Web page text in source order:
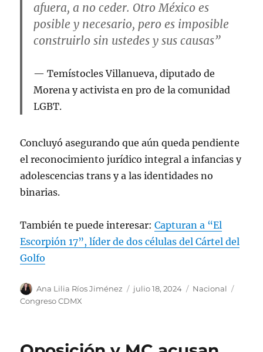
afuera, a no ceder. Otro México es
posible y necesario, pero es imposible
construirlo sin ustedes y sus causas”
Temístocles Villanueva, diputado de
Morena y activista en pro de la comunidad
LGBT.
Concluyó asegurando que aún queda pendiente
el reconocimiento jurídico integral a infancias y
adolescencias trans y a las identidades no
binarias.
También te puede interesar:Capturan a “El
Escorpión 17”, líder de dos células del Cártel del
Golfo
A
u
Ana Lilia Ríos Jiménez
P
c
julio 18, 2024
C
o
Nacional
Congreso CDMX